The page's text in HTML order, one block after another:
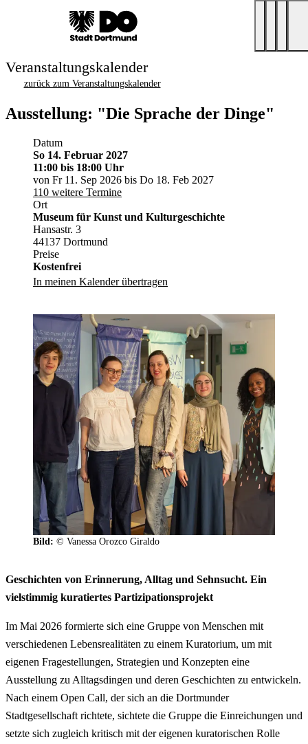
Veranstaltungskalender
zurück zum Veranstaltungskalender
Ausstellung: "Die Sprache der Dinge"
Datum
So 14. Februar 2027
11:00 bis 18:00 Uhr
von Fr 11. Sep 2026 bis Do 18. Feb 2027
110 weitere Termine
Ort
Museum für Kunst und Kulturgeschichte
Hansastr. 3
44137 Dortmund
Preise
Kostenfrei
In meinen Kalender übertragen
Bild: © Vanessa Orozco Giraldo
Geschichten von Erinnerung, Alltag und Sehnsucht. Ein
vielstimmig kuratiertes Partizipationsprojekt
Im Mai 2026 formierte sich eine Gruppe von Menschen mit
verschiedenen Lebensrealitäten zu einem Kuratorium, um mit
eigenen Fragestellungen, Strategien und Konzepten eine
Ausstellung zu Alltagsdingen und deren Geschichten zu entwickeln.
Nach einem Open Call, der sich an die Dortmunder
Stadtgesellschaft richtete, sichtete die Gruppe die Einreichungen und
setzte sich zugleich kritisch mit der eigenen kuratorischen Rolle